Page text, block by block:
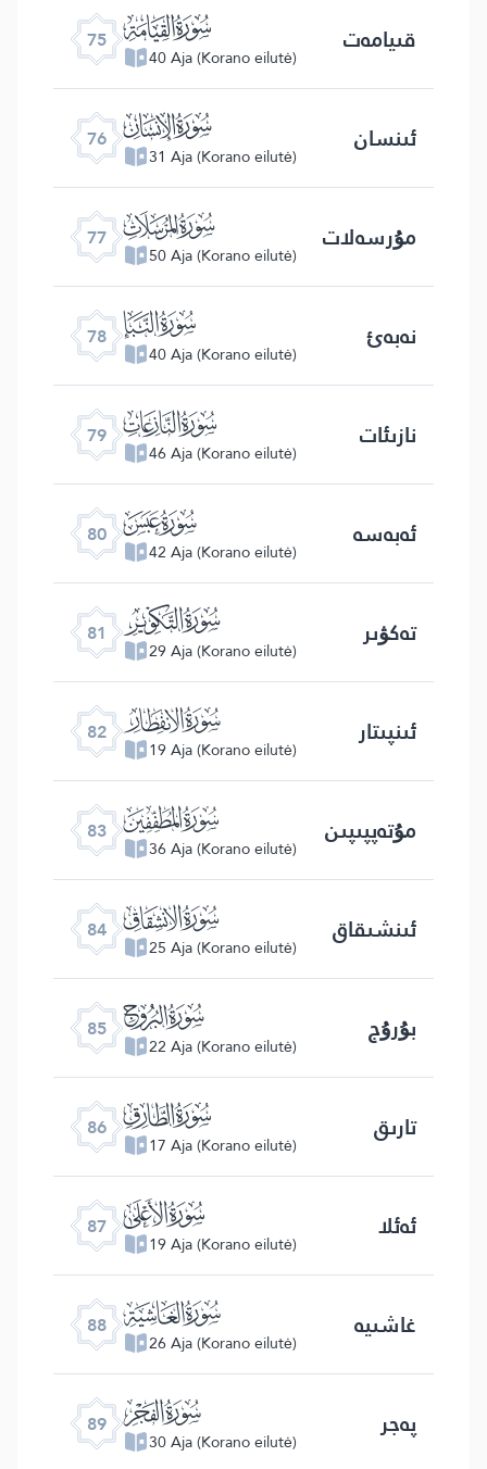
75 ﯸ
40 Aja (Korano eilutė) قىيامەت
76 ﯹ
31 Aja (Korano eilutė) ئىنسان
77 ﯺ
50 Aja (Korano eilutė) مۇرسەلات
78 ﯻ
40 Aja (Korano eilutė) نەبەئ
79 ﯼ
46 Aja (Korano eilutė) نازىئات
80 ﯽ
42 Aja (Korano eilutė) ئەبەسە
81 ﯾ
29 Aja (Korano eilutė) تەكۋىر
82 ﯿ
19 Aja (Korano eilutė) ئىنپىتار
83 ﰀ
36 Aja (Korano eilutė) مۇتەپپىپىن
84 ﰁ
25 Aja (Korano eilutė) ئىنشىقاق
85 ﰂ
22 Aja (Korano eilutė) بۇرۇج
86 ﰃ
17 Aja (Korano eilutė) تارىق
87 ﰄ
19 Aja (Korano eilutė) ئەئلا
88 ﰅ
26 Aja (Korano eilutė) غاشىيە
89 ﰆ
30 Aja (Korano eilutė) پەجر